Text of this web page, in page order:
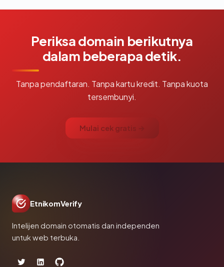
Periksa domain berikutnya
dalam beberapa detik.
Tanpa pendaftaran. Tanpa kartu kredit. Tanpa kuota
tersembunyi.
Mulai cek gratis →
EtnikomVerify
Intelijen domain otomatis dan independen
untuk web terbuka.